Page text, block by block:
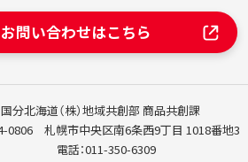
お問い合わせはこちら
国分北海道（株）地域共創部 商品共創課
0806 札幌市中央区南6条西9丁目 1018番地3
電話：011-350-6309